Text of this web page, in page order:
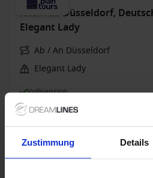
Zustimmung Details
Rhein ab Düsseldorf,
Elegant Lady
Ab / An Düsseldorf
Elegant Lady
Vollpension
Bis zu 49 € Bordguthaben
20 Aug. 2027 Nächte